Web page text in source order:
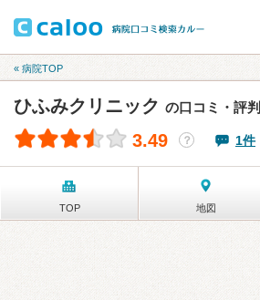
« 病院TOP
ひふみクリニック の口コミ・評判
3.49 ？ 1件
TOP 地図